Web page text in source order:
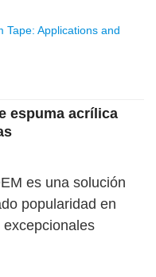
espuma acrílica
es una solución
popularidad en
artículo,
Acrylic Foa